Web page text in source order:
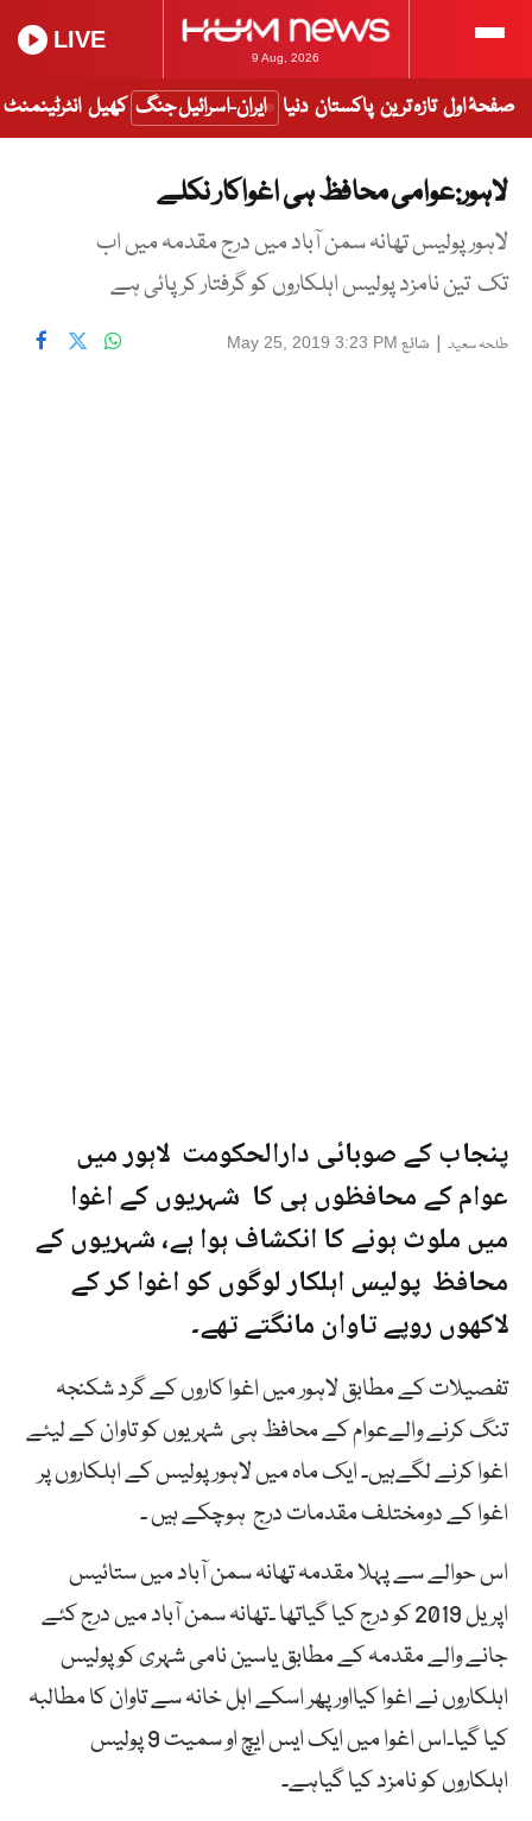
9 Aug, 2026
LIVE
صفحۂ اول تازہ ترین پاکستان دنیا ایران-اسرائیل جنگ کھیل انٹرٹینمنٹ
لاہور:عوامی محافظ ہی اغواکار نکلے
لاہور پولیس تھانہ سمن آباد میں درج مقدمہ میں اب
تک تین نامزد پولیس اہلکاروں کو گرفتار کر پائی ہے
طلحہ سعید | شائع May 25, 2019 3:23 PM
پنجاب کے صوبائی دارالحکومت لاہور میں
عوام کے محافظوں ہی کا شہریوں کے اغوا
میں ملوث ہونے کا انکشاف ہوا ہے، شہریوں کے
محافظ پولیس اہلکار لوگوں کو اغوا کر کے
لاکھوں روپے تاوان مانگتے تھے۔
تفصیلات کے مطابق لاہور میں اغوا کاروں کے گرد شکنجہ
تنگ کرنے والےعوام کے محافظ ہی شہریوں کو تاوان کے لیئے
اغوا کرنے لگےہیں۔ ایک ماہ میں لاہور پولیس کے اہلکاروں پر
اغوا کے دومختلف مقدمات درج ہوچکے ہیں ۔
اس حوالے سے پہلا مقدمہ تھانہ سمن آباد میں ستائیس
اپریل 2019 کو درج کیا گیاتھا ۔تھانہ سمن آباد میں درج کئے
جانے والے مقدمہ کے مطابق یاسین نامی شہری کو پولیس
اہلکاروں نے اغوا کیااور پھر اسکے اہل خانہ سے تاوان کا مطالبہ
کیا گیا۔اس اغوا میں ایک ایس ایچ او سمیت 9 پولیس
اہلکاروں کو نامزد کیا گیاہے۔